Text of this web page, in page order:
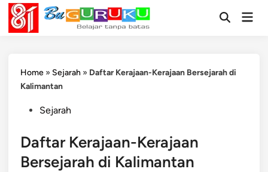
Skip
content
OpenMain
Home » Sejarah » Daftar Kerajaan-Kerajaan Bersejarah di
Kalimantan
PostedSejarah
Daftar Kerajaan-Kerajaan
Bersejarah di Kalimantan